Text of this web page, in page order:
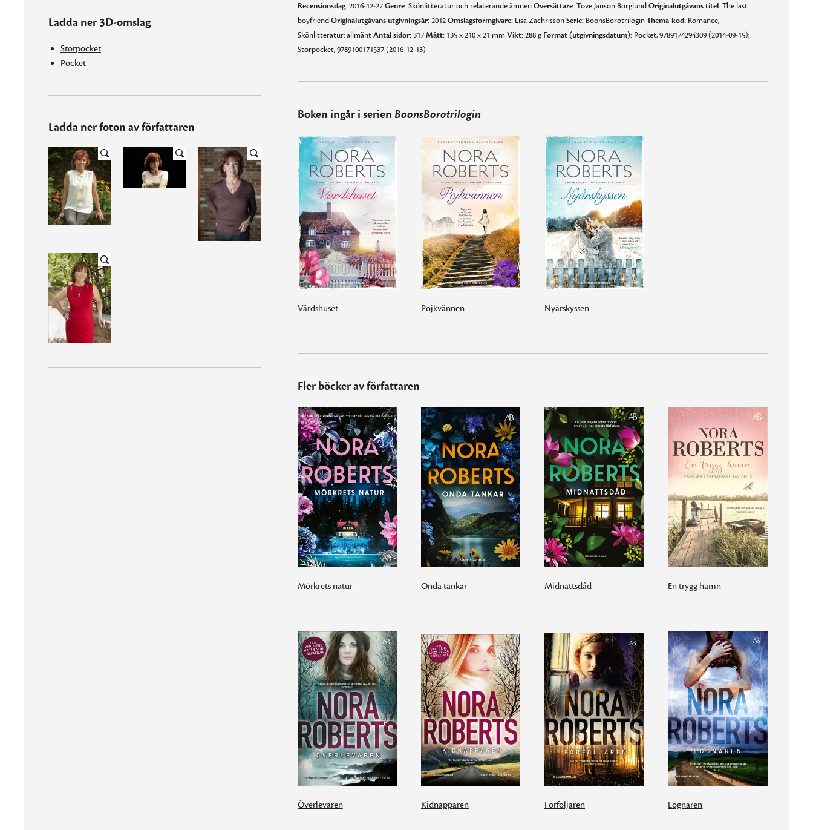
Ladda ner 3D-omslag
Storpocket
Pocket
Ladda ner foton av författaren
Recensionsdag:2016-12-27Genre:Skönlitteratur och relaterande ämnenÖversättare:Tove Janson BorglundOriginalutgåvans titel:The last
boyfriendOriginalutgåvans utgivningsår:2012Omslagsformgivare:Lisa ZachrissonSerie:BoonsBorotriloginThema-kod:Romance,
Skönlitteratur: allmäntAntal sidor:317Mått:135 x 210 x 21 mmVikt:288 g Format (utgivningsdatum):Pocket, 9789174294309 (2014-09-15);
Storpocket, 9789100171537 (2016-12-13)
Boken ingår i serien BoonsBorotrilogin
Värdshuset Pojkvännen Nyårskyssen
Fler böcker av författaren
Mörkrets natur Onda tankar Midnattsdåd En trygg hamn
Överlevaren Kidnapparen Förföljaren Lögnaren